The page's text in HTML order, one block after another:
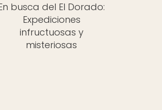
busca del El Dorado:
Expediciones
infructuosas y
misteriosas